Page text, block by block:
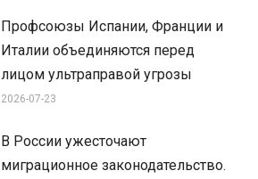
Профсоюзы Испании, Франции и
Италии объединяются перед
лицом ультраправой угрозы
2026-07-23
В России ужесточают
миграционное законодательство.